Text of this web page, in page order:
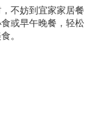
不妨到宜家家居餐
或早午晚餐，轻松
。